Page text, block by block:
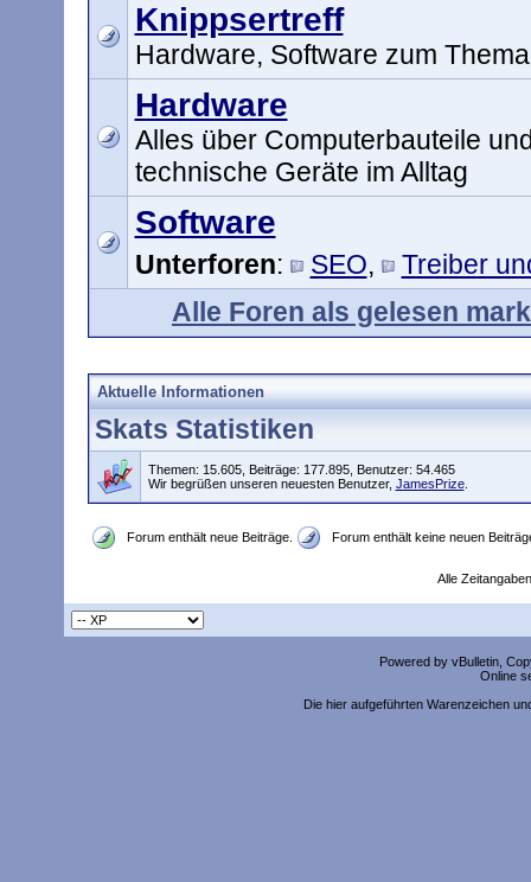
Knippsertreff
Hardware, Software zum
Hardware
Alles über Computerbauteile
technische Geräte im Alltag
Software
Unterforen: SEO,
Treiber
Alle Foren als gelesen
Aktuelle Informationen
Skats Statistiken
Themen: 15.605, Beiträge: 177.895, Benutzer: 54.465
Wir begrüßen unseren neuesten Benutzer, JamesPrize.
Forum enthält neue Beiträge. Forum enthält keine neuen
Alle
Powered by vBulletin,
Online
Die hier aufgeführten Warenzeichen